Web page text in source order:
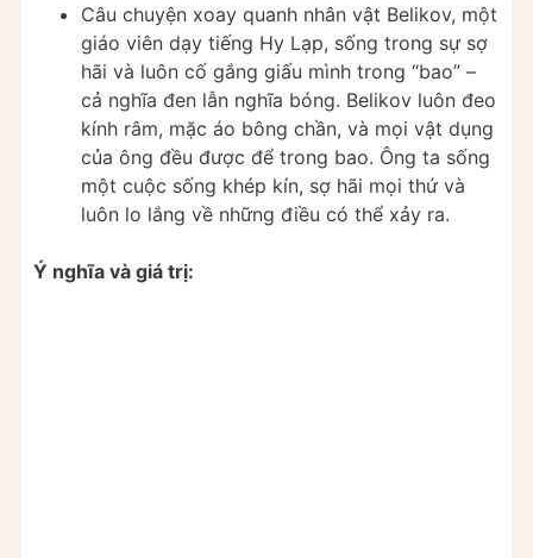
Câu chuyện xoay quanh nhân vật Belikov, một
giáo viên dạy tiếng Hy Lạp, sống trong sự sợ
hãi và luôn cố gắng giấu mình trong “bao” –
cả nghĩa đen lẫn nghĩa bóng. Belikov luôn đeo
kính râm, mặc áo bông chần, và mọi vật dụng
của ông đều được để trong bao. Ông ta sống
một cuộc sống khép kín, sợ hãi mọi thứ và
luôn lo lắng về những điều có thể xảy ra.
Ý nghĩa và giá trị: